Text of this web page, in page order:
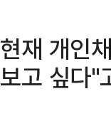
현재 개인
보고 싶다"